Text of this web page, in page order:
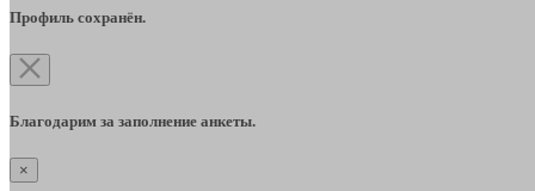
Профиль сохранён.
Благодарим за заполнение анкеты.
×